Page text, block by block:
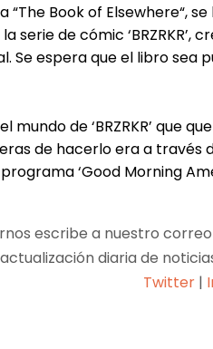
“The Book of Elsewhere“,
serie de cómic
Se espera que el libro sea
mundo de ‘BRZRKR’ que
de hacerlo era a través
‘Good Morning
escribe a nuestro
diaria de
Twitter |